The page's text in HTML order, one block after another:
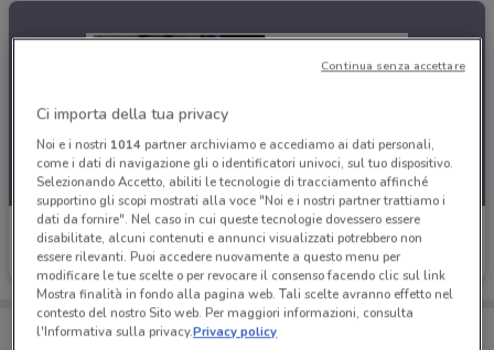
Agos Ducato
Scade il 13/01
Porta DoveConviene sempre con te!
Ci importa della tua privacy
Noi e i nostri 1014partner archiviamo e accediamo ai dati personali,
come i dati di navigazione gli o identificatori univoci, sul tuo dispositivo.
Selezionando Accetto, abiliti le tecnologie di tracciamento affinché
supportino gli scopi mostrati alla voce "Noi e i nostri partner trattiamo i
dati da fornire". Nel caso in cui queste tecnologie dovessero essere
disabilitate, alcuni contenuti e annunci visualizzati potrebbero non
essere rilevanti. Puoi accedere nuovamente a questo menu per
modificare le tue scelte o per revocare il consenso facendo clic sul link
Mostra finalità in fondo alla pagina web. Tali scelte avranno effetto nel
contesto del nostro Sito web. Per maggiori informazioni, consulta
l'Informativa sulla privacy.Privacy policy
Continua senza accettare